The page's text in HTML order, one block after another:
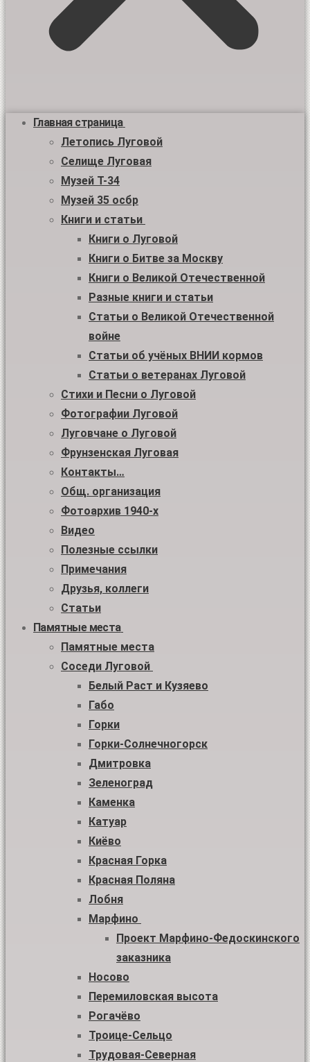
Главная страница
Летопись Луговой
Селище Луговая
Музей Т-34
Музей 35 осбр
Книги и статьи
Книги о Луговой
Книги о Битве за Москву
Книги о Великой Отечественной
Разные книги и статьи
Статьи о Великой Отечественной
войне
Статьи об учёных ВНИИ кормов
Статьи о ветеранах Луговой
Стихи и Песни о Луговой
Фотографии Луговой
Луговчане о Луговой
Фрунзенская Луговая
Контакты…
Общ. организация
Фотоархив 1940-х
Видео
Полезные ссылки
Примечания
Друзья, коллеги
Статьи
Памятные места
Памятные места
Соседи Луговой
Белый Раст и Кузяево
Габо
Горки
Горки-Солнечногорск
Дмитровка
Зеленоград
Каменка
Катуар
Киёво
Красная Горка
Красная Поляна
Лобня
Марфино
Проект Марфино-Федоскинского
заказника
Носово
Перемиловская высота
Рогачёво
Троице-Сельцо
Трудовая-Северная